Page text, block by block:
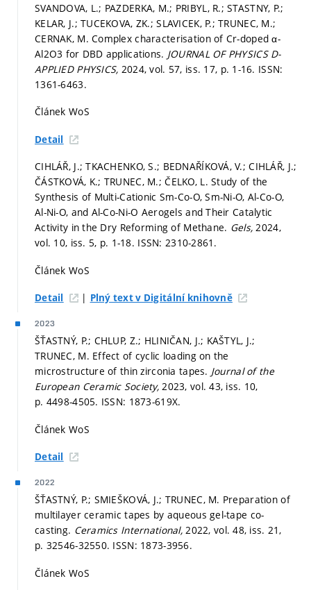
SVANDOVA, L.; PAZDERKA, M.; PRIBYL, R.; STASTNY, P.;
KELAR, J.; TUCEKOVA, ZK.; SLAVICEK, P.; TRUNEC, M.;
CERNAK, M. Complex characterisation of Cr-doped α-
Al2O3 for DBD applications. JOURNAL OF PHYSICS D-
APPLIED PHYSICS, 2024, vol. 57, iss. 17, p. 1-16. ISSN:
1361-6463.
Článek WoS
Detail
CIHLÁŘ, J.; TKACHENKO, S.; BEDNAŘÍKOVÁ, V.; CIHLÁŘ, J.;
ČÁSTKOVÁ, K.; TRUNEC, M.; ČELKO, L. Study of the
Synthesis of Multi-Cationic Sm-Co-O, Sm-Ni-O, Al-Co-O,
Al-Ni-O, and Al-Co-Ni-O Aerogels and Their Catalytic
Activity in the Dry Reforming of Methane. Gels,2024,
vol. 10, iss. 5, p. 1-18. ISSN: 2310-2861.
Článek WoS
Detail | Plný text v Digitální knihovně
2023
ŠŤASTNÝ, P.; CHLUP, Z.; HLINIČAN, J.; KAŠTYL, J.;
TRUNEC, M. Effect of cyclic loading on the
microstructure of thin zirconia tapes. Journal of the
European Ceramic Society,2023, vol. 43, iss. 10,
p. 4498-4505. ISSN: 1873-619X.
Článek WoS
Detail
2022
ŠŤASTNÝ, P.; SMIEŠKOVÁ, J.; TRUNEC, M. Preparation of
multilayer ceramic tapes by aqueous gel-tape co-
casting. Ceramics International,2022, vol. 48, iss. 21,
p. 32546-32550. ISSN: 1873-3956.
Článek WoS